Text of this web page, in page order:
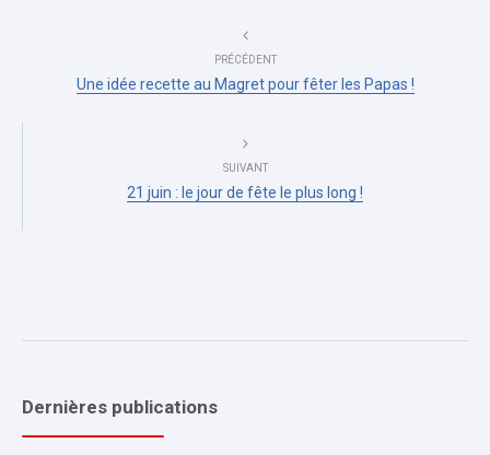
PRÉCÉDENT
Une idée recette au Magret pour fêter les Papas !
SUIVANT
21 juin : le jour de fête le plus long !
Dernières publications